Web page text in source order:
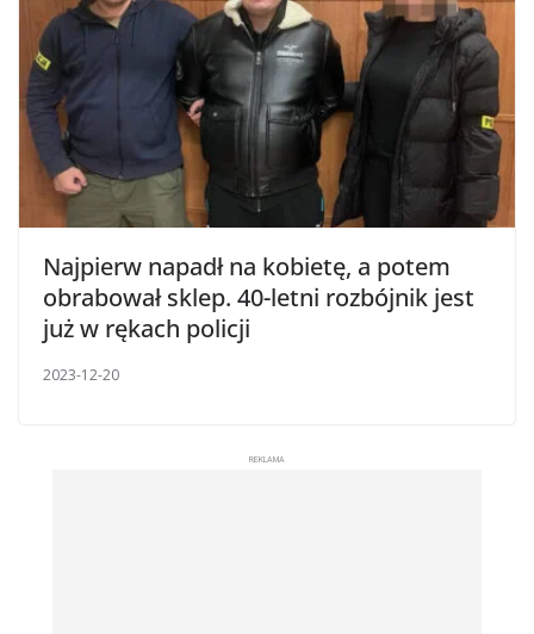
Najpierw napadł na kobietę, a potem
obrabował sklep. 40-letni rozbójnik jest
już w rękach policji
2023-12-20
REKLAMA